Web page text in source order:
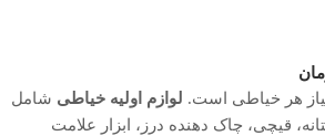
هر خیاطی است. لوازم اولیه خیاطی شامل
قیچی، چاک دهنده درز، ابزار علامت